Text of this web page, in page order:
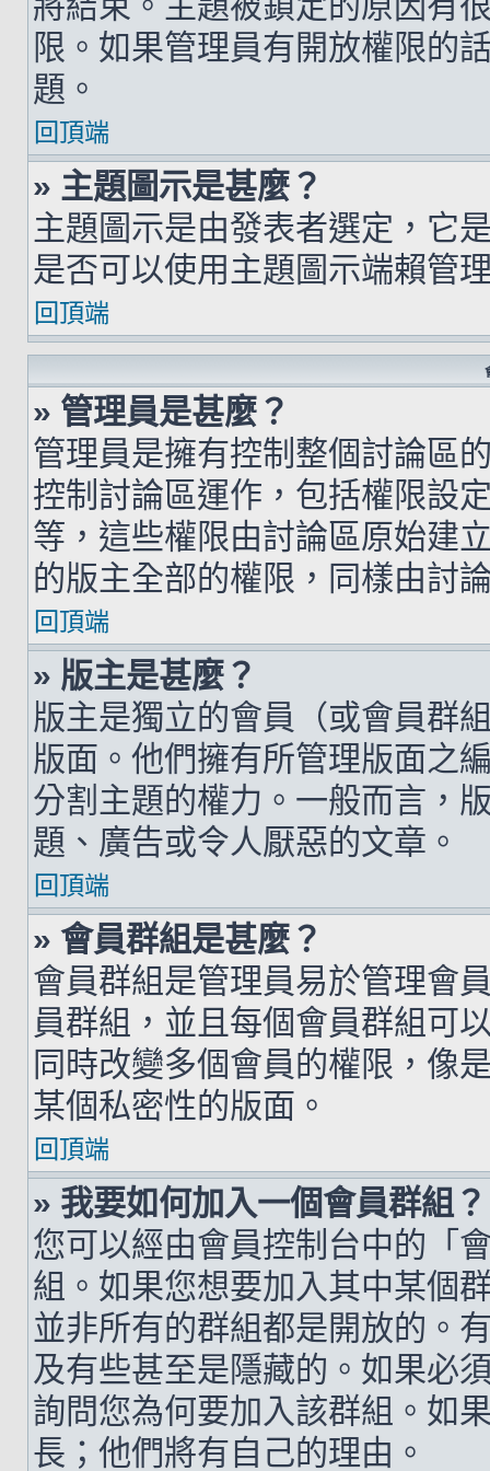
限。如果管理員有開放權限的
題。
回頂端
» 主題圖示是甚麼？
主題圖示是由發表者選定，它
是否可以使用主題圖示端賴管
回頂端
» 管理員是甚麼？
管理員是擁有控制整個討論區
控制討論區運作，包括權限設
等，這些權限由討論區原始建
的版主全部的權限，同樣由討
回頂端
» 版主是甚麼？
版主是獨立的會員（或會員群
版面。他們擁有所管理版面之
分割主題的權力。一般而言，
題、廣告或令人厭惡的文章。
回頂端
» 會員群組是甚麼？
會員群組是管理員易於管理會
員群組，並且每個會員群組可
同時改變多個會員的權限，像
某個私密性的版面。
回頂端
» 我要如何加入一個會員群組？
您可以經由會員控制台中的「
組。如果您想要加入其中某個
並非所有的群組都是開放的。
及有些甚至是隱藏的。如果必
詢問您為何要加入該群組。如
長；他們將有自己的理由。